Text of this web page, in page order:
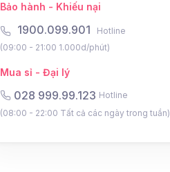
Bảo hành - Khiếu nại
1900.099.901
Hotline
(09:00 - 21:00 1.000d/phút)
Mua sỉ - Đại lý
028 999.99.123 Hotline
(08:00 - 22:00 Tất cả các ngày trong tuần)